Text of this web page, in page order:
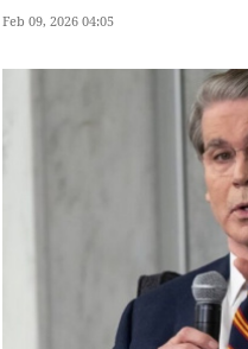
Feb 09, 2026 04:05